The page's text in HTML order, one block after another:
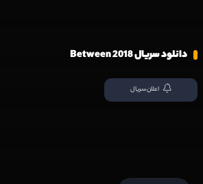
دانلود سریال Between 2018
اعلان سریال